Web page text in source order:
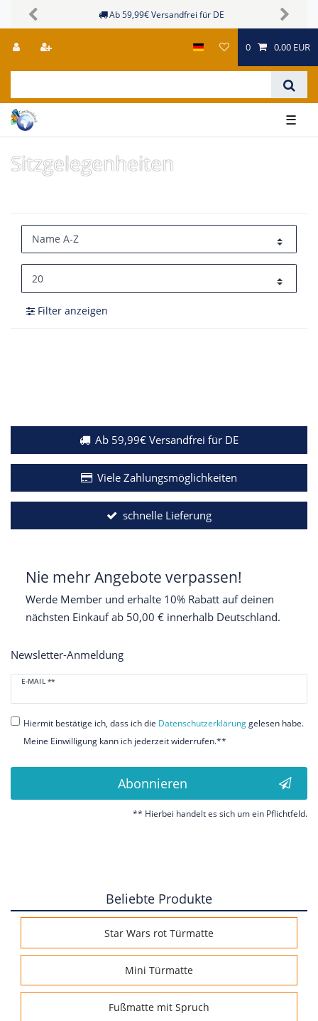
Ab 59,99€ Versandfrei für DE
Previous Next
0 0,00 EUR
☰
Sitzgelegenheiten
Filter anzeigen
Ab 59,99€ Versandfrei für DE
Viele Zahlungsmöglichkeiten
schnelle Lieferung
Nie mehr Angebote verpassen!
Werde Member und erhalte 10% Rabatt auf deinen
nächsten Einkauf ab 50,00 € innerhalb Deutschland.
Newsletter-Anmeldung
E-MAIL **
Newsletter
Honig
Hiermit bestätige ich, dass ich die Daten­schutz­erklärunggelesen habe.
Meine Einwilligung kann ich jederzeit widerrufen.**
Abonnieren
** Hierbei handelt es sich um ein Pflichtfeld.
Beliebte Produkte
Star Wars rot Türmatte
Mini Türmatte
Fußmatte mit Spruch